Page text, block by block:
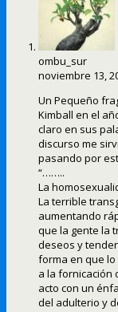
ombu_sur
noviembre 13,
Un Pequeño
Kimball en el
claro en sus
discurso me
pasando por
“……..
La
La terrible
aumentando
que la gente la
deseos y
forma en que
a la fornicación
acto con un
del adulterio y